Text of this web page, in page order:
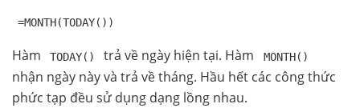
=MONTH(TODAY())
Hàm TODAY() trả về ngày hiện tại. Hàm MONTH()
nhận ngày này và trả về tháng. Hầu hết các công thức
phức tạp đều sử dụng dạng lồng nhau.